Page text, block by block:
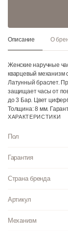
Описание О
Женские наручные
кварцевый механизм
Латунный браслет.
защищает часы от
до 3 Бар. Цвет
Толщина: 8 мм.
ХАРАКТЕРИСТИКИ
Пол
Гарантия
Страна бренда
Артикул
Механизм